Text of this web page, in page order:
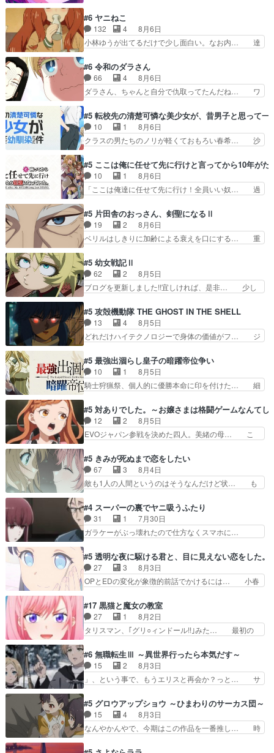
への恨みは根深そうやね姫を舐… 新キャラが登場
早々変態扱いされてる件。タ… まだまだお元気そ
うなお声で……不意打ち過…
復を見守っていかないと、ですね！！み… 開幕聞
き取りスタッフに定治いなかった？ま… ののちゃ
んのお手当てはお節介だったりする… ビオラの立
ち回り害悪すぎるお近づきの印が… ・律っちゃん
一難、律がビオラの呪縛から… 「私はあなたが嫌
いなんです」「バンドやめ… 何が起きているの
か！？次週、みゅーたいぷ…
#6 ヤニねこ
132 4
8月6日
小林ゆうが出てるだけで少し面白い。なお内… 達
マドンってなんなん！？人見知りっぽい… なんな
ら下ネタ0じゃなかったかこんな回が… 他のエピ
ソードに対してマイルドな回だった… 今回はだい
ぶある程度抑えてる？w感じな気… アルねこ、そ
ていたゴキブリ死んでるGP… アルねこ危険です
よね。健康的な面で··江… 酔い潰れ行き着いた江
ノ島で、朝日を眺めな…
#6 令和のダラさん
66 4
8月6日
ダラさん、ちゃんと自分で仇取ってたんだね… ワ
ットに憧れてビーム撃ちたいと…そうい… 余りに
も凄惨なダラさんの過去ダラさんの６… 過去編は
これで一区切りかなギャグも面白い… ガンガガン
♪薫がなんかしっかり歌ってロマ… 姉巫女の誤
日頃からガンガン言うてないで… このアニメはど
こに行くのだろう、面白すぎ… 姉のした事はただ
単に一族を絶滅させただけ…
#5 転校先の清楚可憐な美少女が、昔男子と思って一
10 1
8月6日
クラスの男たちのノリが軽くておもろい春希… 沙
もちゃんが透けブラしててびっくりして… レベル
のキャラが登場。相変わらず顔や体の… 隼人が春
希の級友を巻き込んだイジりに動じ… 第５話を
U-NEXTで視聴しました。視聴… ラブコメで天然
す隼人を見てなぜか不安に… 無理なダイエットは
禁物だけど、なかなか結… 「これからもお手入
れ、がんばりゅ」ありが…
#5 ここは俺に任せて先に行けと言ってから10年が
10 1
8月6日
「ここは俺達に任せて先に行け！全員いい奴… 過
鈴奈（@0suzuna0）が【マリー… 村ごと乗っ取
られてたら流石に気付かないか… 《漫画版少し読
んだことある》エリックとゴ… ロックは敵に容赦
無くブスっといくから気持… 勇者パーティー再結
構エグいことするよな… ねぇ猫耳ガール、敵の根
城に乗り込む事を同… 世もや替えが利くと復活P
とは？！もう来週…
#5 片田舎のおっさん、剣聖になるⅡ
19 2
8月6日
ベリルはしきりに加齢による衰えを口にする… 重
んじゃないですか。魔物の群を発見した… アマプ
ラにて視聴終わり！サーベルボア討伐… を言い訳
にしたくないものですねwボア狩り… 先生として
のベリルが好きだけど、今回みた… 4人だけでサ
ーベルボアが暴れてると聞い… ちょっと年齢の事
を言いすぎとゆーか言い訳… ベリルの母もやはり
只者じゃなかったかベリ…
#5 幼女戦記Ⅱ
62 2
8月5日
ブログを更新しました!!宜しければ、是非… 少し
ゥーアの唯一の手駒が強すぎる笑あお… 私にとっ
て完全にご褒美回ゼー様の葉巻シー… やはりター
ニャが後方指揮だと展開に迫力が… “貧乏籤百連
無料ガチャ”100連でも1回… 2期入ってから地味
ばならぬ」って言葉に… ゼートゥーア左遷によっ
て参謀本部の連携が… 緊張感ある戦闘描写とギャ
グ今週の『有能な…
#5 攻殻機動隊 THE GHOST IN THE SHELL
13 4
8月5日
どれだけハイテクノロジーで身体の価値がフ… ジ
コマだいぶ理性持ち始めた。この世界の… 原作読
んだのもう何年も前なのに、覚えてる… コイルの
汚職を突き止めるべくバトーの指導… やまとん1
号はどこの部分で使うのだろう？… 日本とロシア
primevideoで視聴しまし… 前回同様『イノセン
ス』を含む押井・神山版… 第５話「EPISODEラ
ストの母親の気持…
#5 最強出涸らし皇子の暗躍帝位争い
10 1
8月5日
騎士狩猟祭、個人的に優勝本命に印を付けた… 細
ナがチートすぎる笑アルは最初から自分… プラネ
ット・ウィズ展開アツいな「騎士狩猟… 麦茶どこ
ろかタイトル通り麦茶の出涸らしぐ… 第５話を
ABEMAで視聴しました。視聴に… 復讐に燃える
が“萌え”なのでこの娘が皇帝… ウサギ好きそうな
王女殿下がかわいい。幼馴… ついに始まった狩猟
祭。エルナの活躍で上位…
#5 対ありでした。～お嬢さまは格闘ゲームなんてし
12 2
8月5日
EVOジャパン参戦を決めた四人。美緒の母… こ
目は気品溢れてるのに中身は…美緒ママ… テー
マ：格ゲー大会に行くには？感想は、美… 大会を
前に格ゲー熱が高まる一方、百合の本… 東京で開
催される格ゲー大会に参加すること… Japanに向
めに東京へ!/でも観光よ… 旅の支度全部やってく
れる先輩、なんだかん… 第５話をｄアニメストア
で視聴しました。視…
#5 きみが死ぬまで恋をしたい
67 3
8月4日
敵も1人の人間というのはそうなんだけど状… も
を人間に戻して欲しいでも自分達が代わ… ご視聴
ありがとうございました見るたびに切… 誰かと思
ったらちゅー先輩か。しれっと相方… 第５話感
想：コ□した相手にも家族や…､戦… つらい回
ナとミミも可愛かった2人の関係… 確かに相手に
も家族や大切な人はいるけど、… 白シャツが作業
着みたいなもんなんですかね…
#4 スーパーの裏でヤニ吸うふたり
31 1
7月30日
ガラケーがぶっ壊れたので仕方なくスマホに…
はり出オチ感が否めず、エピソードの打率… 田山
さんが佐々木さんに沼っていく…こんな… 佐々木
さん、腕フェチなんですね笑最近まじ… 佐々木が
ガラケーからスマホに変えるって、… もうドラマ
ゃわない？佐々木さんの優しさ… 先行で見た時よ
り2人のやり取りに癒しを感… ABEMA版の7〜8
話佐々木が実年齢以上…
#5 透明な夜に駆ける君と、目に見えない恋をした。
27 3
8月3日
OPとEDの変化が象徴的前話でかけるには… 小春
か、こんな風に見えてるのかぁ。かける… 完全な
両片思いになりましたねぇ…OPとE… 余計な物
は描かず白く靄がかった小春ちゃん… 光も感じな
い完全な盲目なんやね…おめかし… 母役に能登さ
も描かれていて良かった本当… 股に海豚を挟み水
上バスでの会話を反芻…恋… OPEDとも無人バー
ジョンから主人公２人…
#17 黒猫と魔女の教室
27 1
8月2日
タリスマン、｢グリ○ィンドール!!｣みた… 最初の
ホントスピカが大好きだよね。ツン… 一等級ポテ
ンシャルのアリアちゃん可愛くて… そういや、ア
リアは能力は最上級のくせに、… とうとうアリア
と直接競う場がきたこれまで… 毎度ながらのスピ
マン趣味ダダ漏れで好き… 期末試験が始まろうと
しておりスピカは対策… 能力鑑定胸像タリスマン
氏容姿も評価してし…
#6 無職転生Ⅲ ～異世界行ったら本気だす～
15 2
8月3日
」、という事で、もうエリスと再会か？っと… サ
関係の清算が粛々と進められているサラ… サラと
の関係に対して完全に「昔の女」とし… ルーシー
にデレるルディが完全に親バカで微… サラとは会
ってほしいちゃんとした別れ方し… サラは未練0
#5 グロウアップショウ ～ひまわりのサーカス団～
15 4
8月3日
なんやかんやで、今期はこの作品を一番推し… 時
愛すぎるな楠木ともりちゃんのね… デフォルメさ